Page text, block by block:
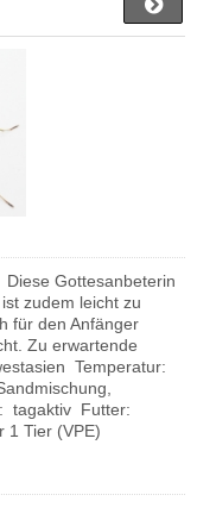
Gottesanbeterin
zudem leicht zu
für den Anfänger
Zu erwartende
Temperatur:
tagaktiv Futter:
1 Tier (VPE)